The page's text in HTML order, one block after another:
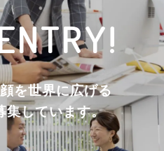
を世界に広げる
集しています。